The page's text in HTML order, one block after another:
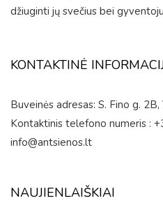
džiuginti jų svečius bei
KONTAKTINĖ
Buveinės adresas: S. Fino g.
Kontaktinis telefono numeris :
info@antsienos.lt
NAUJIENLAIŠKIAI